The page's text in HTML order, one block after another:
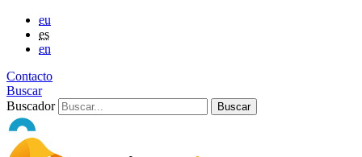
eu
es
en
Contacto
Buscar
Buscador